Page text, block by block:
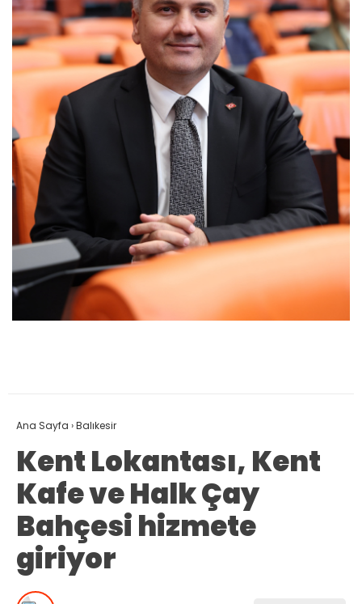
Ana Sayfa ›Balıkesir
Kent Lokantası, Kent
Kafe ve Halk Çay
Bahçesi hizmete
giriyor